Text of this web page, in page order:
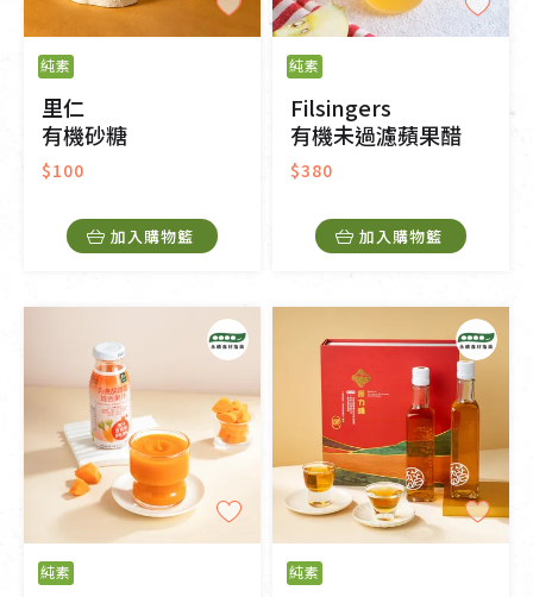
純素
里仁
有機砂糖
$100
加入購物籃
純素
Filsingers
有機未過濾蘋果醋
$380
加入購物籃
純素 純素